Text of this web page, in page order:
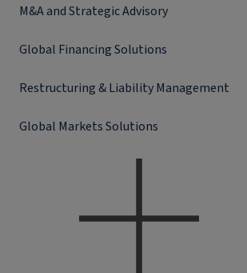
M&A and Strategic Advisory
Global Financing Solutions
Restructuring & Liability Management
Global Markets Solutions